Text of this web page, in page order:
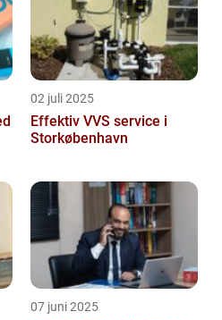
02 juli 2025
Effektiv VVS service i
Storkøbenhavn
07 juni 2025